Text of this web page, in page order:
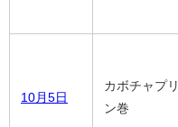
10月5日
カボチャプリ
ン巻